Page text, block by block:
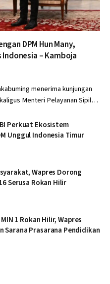
DPM Hun Many,
– Kamboja
menerima kunjungan
Menteri Pelayanan Sipil…
Perkuat Ekosistem
Unggul Indonesia Timur
Wapres Dorong
Serusa Rokan Hilir
1 Rokan Hilir, Wapres
Sarana Prasarana Pendidikan